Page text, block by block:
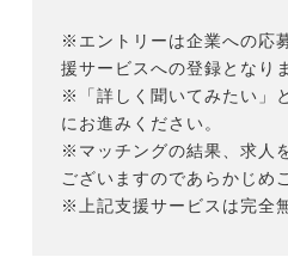
※エントリーは企業への応
援サービスへの登録となり
※「詳しく聞いてみたい」
にお進みください。
※マッチングの結果、求人
ございますのであらかじめ
※上記支援サービスは完全